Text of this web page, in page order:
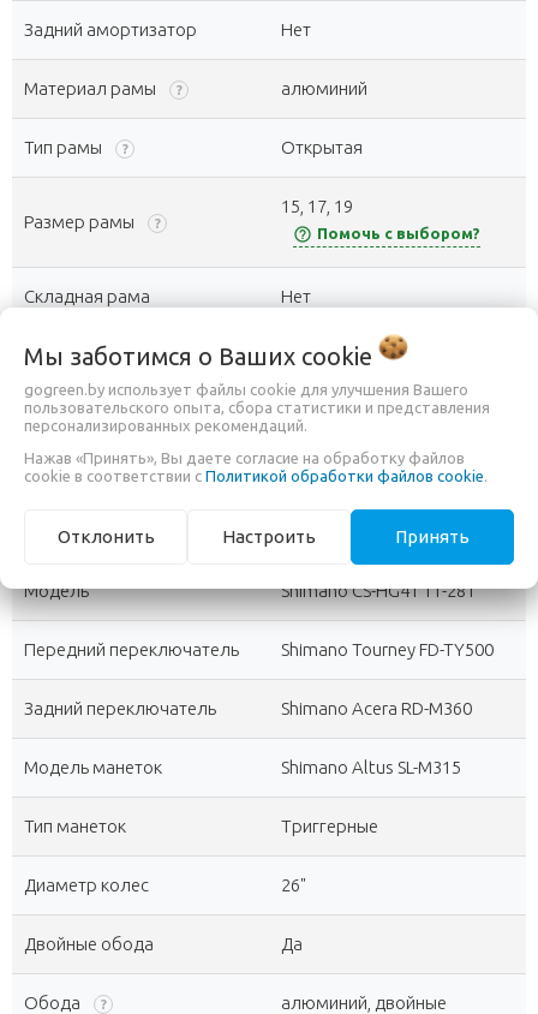
Задний амортизатор Нет
Материал рамы ? алюминий
Тип рамы ? Открытая
Размер рамы ?
15, 17, 19
help_outline Помочь с выбором?
Складная рама Нет
Тип трансмиссии с внешним переключением
Количество скоростей ? 24 (3x8)
Каретка ? картридж
Система шатунов Сталь/Алюминий, 24/34/42Т
Модель Shimano CS-HG41 11-28T
Передний переключатель Shimano Tourney FD-TY500
Задний переключатель Shimano Acera RD-M360
Модель манеток Shimano Altus SL-M315
Тип манеток Триггерные
Диаметр колес 26"
Двойные обода Да
Обода ? алюминий, двойные
Мы заботимся о Ваших cookie
gogreen.by использует файлы cookie для улучшения Вашего
пользовательского опыта, сбора статистики и представления
персонализированных рекомендаций.
Нажав «Принять», Вы даете согласие на обработку файлов
cookie в соответствии с Политикой обработки файлов cookie.
Отклонить Настроить Принять